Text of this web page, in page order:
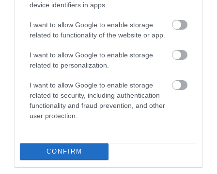
device identifiers in apps.
I want to allow Google to enable storage
related to functionality of the website or app.
I want to allow Google to enable storage
related to personalization.
I want to allow Google to enable storage
related to security, including authentication
functionality and fraud prevention, and other
user protection.
CONFIRM
Social Media και αυτοκτονίες ανηλίκων: Οι
γονείς στρέφονται μαζικά κατά Meta και
TikTok
ΔΗΜΟΦΙΛΗ